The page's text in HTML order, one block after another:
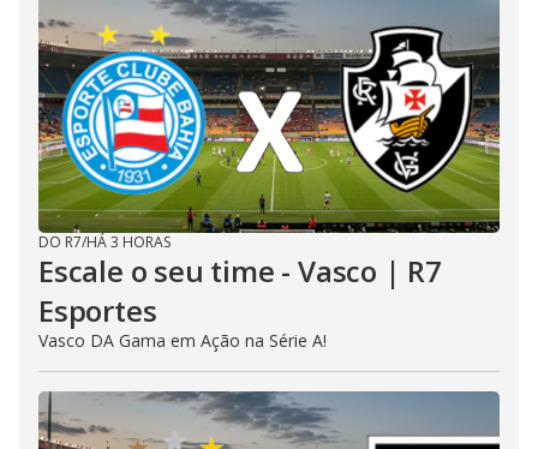
DO R7/HÁ 3 HORAS
Escale o seu time - Vasco | R7
Esportes
Vasco DA Gama em Ação na Série A!